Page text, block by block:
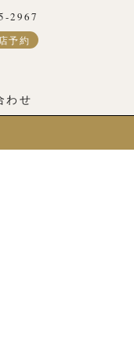
2967
予約
わせ